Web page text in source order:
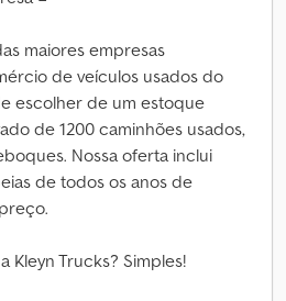
maiores empresas
de veículos usados do
escolher de um estoque
de 1200 caminhões usados,
Nossa oferta inclui
de todos os anos de
Kleyn Trucks? Simples!